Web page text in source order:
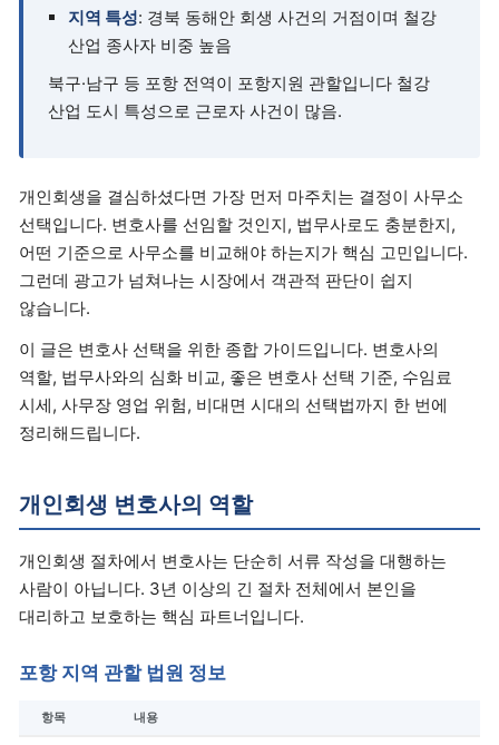
지역 특성: 경북 동해안 회생 사건의 거점이며 철강
산업 종사자 비중 높음
북구·남구 등 포항 전역이 포항지원 관할입니다 철강
산업 도시 특성으로 근로자 사건이 많음.
개인회생을 결심하셨다면 가장 먼저 마주치는 결정이 사무소
선택입니다. 변호사를 선임할 것인지, 법무사로도 충분한지,
어떤 기준으로 사무소를 비교해야 하는지가 핵심 고민입니다.
그런데 광고가 넘쳐나는 시장에서 객관적 판단이 쉽지
않습니다.
이 글은 변호사 선택을 위한 종합 가이드입니다. 변호사의
역할, 법무사와의 심화 비교, 좋은 변호사 선택 기준, 수임료
시세, 사무장 영업 위험, 비대면 시대의 선택법까지 한 번에
정리해드립니다.
개인회생 변호사의 역할
개인회생 절차에서 변호사는 단순히 서류 작성을 대행하는
사람이 아닙니다. 3년 이상의 긴 절차 전체에서 본인을
대리하고 보호하는 핵심 파트너입니다.
포항 지역 관할 법원 정보
항목 내용